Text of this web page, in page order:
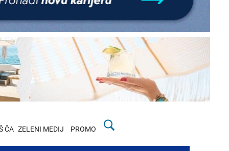
ČA ZELENI MEDIJ PROMO